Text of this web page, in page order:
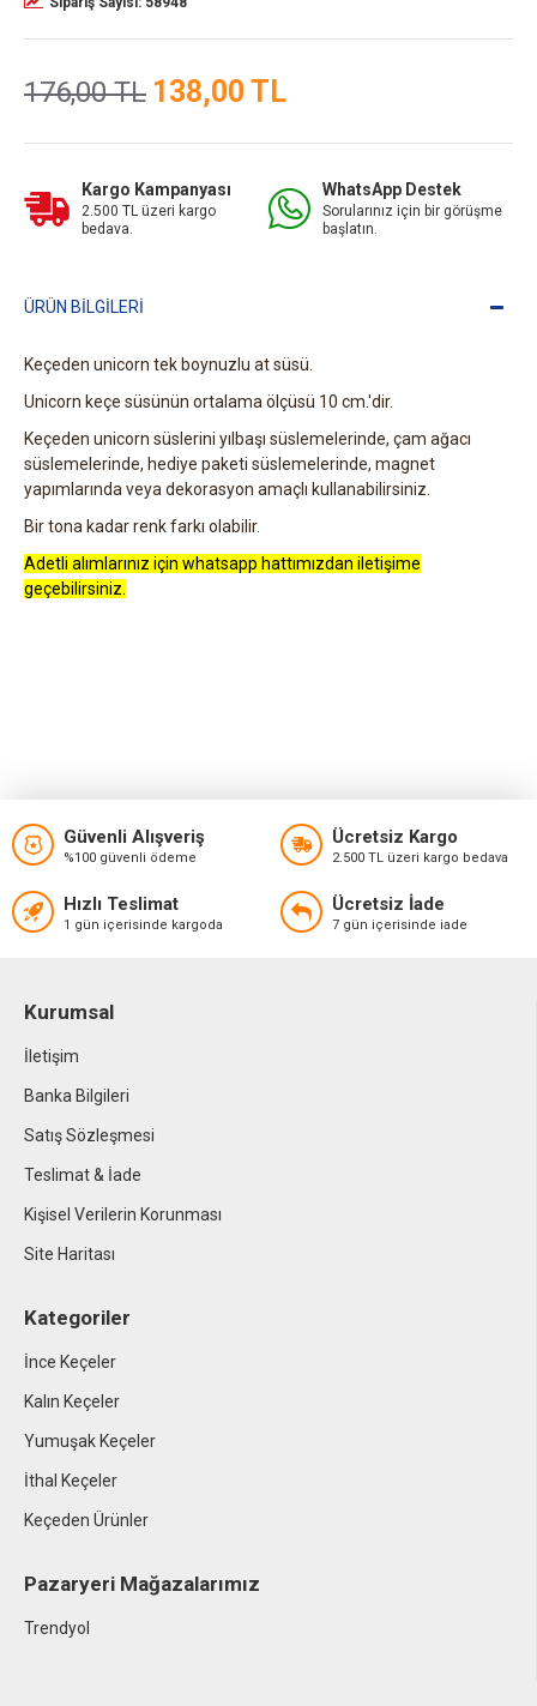
138,00 TL
176,00 TL
Kargo Kampanyası
2.500 TL üzeri kargo
bedava.
WhatsApp Destek
Sorularınız için bir görüşme
başlatın.
ÜRÜN BILGILERI
Keçeden unicorn tek boynuzlu at süsü.
Unicorn keçe süsünün ortalama ölçüsü 10 cm.'dir.
Keçeden unicorn süslerini yılbaşı süslemelerinde, çam ağacı
süslemelerinde, hediye paketi süslemelerinde, magnet
yapımlarında veya dekorasyon amaçlı kullanabilirsiniz.
Bir tona kadar renk farkı olabilir.
Adetli alımlarınız için whatsapp hattımızdan iletişime
geçebilirsiniz.
Güvenli Alışveriş
%100 güvenli ödeme
Ücretsiz Kargo
2.500 TL üzeri kargo bedava
Hızlı Teslimat
1 gün içerisinde kargoda
Ücretsiz İade
7 gün içerisinde iade
Kurumsal
İletişim
Banka Bilgileri
Satış Sözleşmesi
Teslimat & İade
Kişisel Verilerin Korunması
Site Haritası
Kategoriler
İnce Keçeler
Kalın Keçeler
Yumuşak Keçeler
İthal Keçeler
Keçeden Ürünler
Pazaryeri Mağazalarımız
Trendyol